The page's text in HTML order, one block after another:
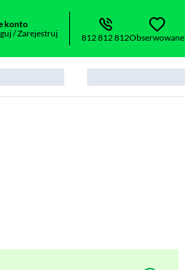
konto
/ Zarejestruj
812 812 812Obserwowane